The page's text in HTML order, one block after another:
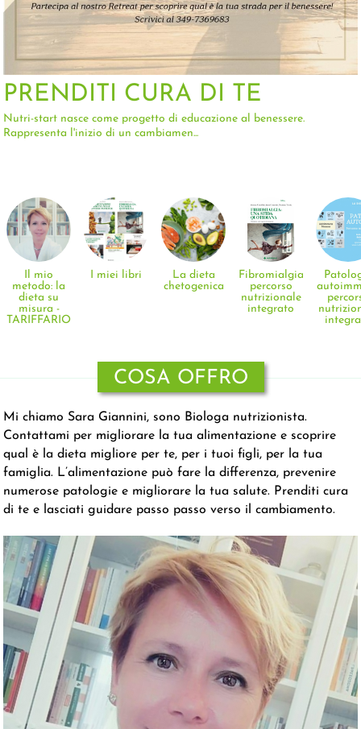
PRENDITI CURA DI TE
Nutri-start nasce come progetto di educazione al benessere.
Rappresenta l'inizio di un cambiamen...
Il mio
metodo: la
dieta su
misura -
TARIFFARIO
I miei libri
La dieta
chetogenica
Fibromialgia:
percorso
nutrizionale
integrato
COSA OFFRO
Mi chiamo Sara Giannini, sono Biologa nutrizionista.
Contattami per migliorare la tua alimentazione e scoprire
qual è la dieta migliore per te, per i tuoi figli, per la tua
famiglia. L’alimentazione può fare la differenza, prevenire
numerose patologie e migliorare la tua salute. Prenditi cura
di te e lasciati guidare passo passo verso il cambiamento.